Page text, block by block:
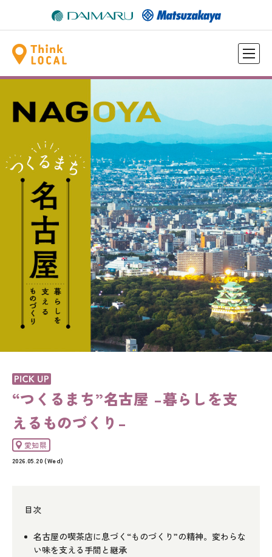
“つくるまち”名古屋 –暮らしを支
えるものづくり–
愛知県
2026.05.20 (Wed)
目次
名古屋の喫茶店に息づく“ものづくり”の精神。変わらな
い味を支える手間と継承